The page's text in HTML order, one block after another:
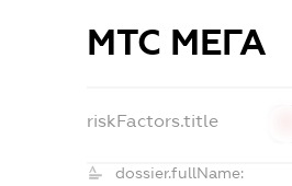
МТС МЕГА
riskFactors.title
dossier.fullName: